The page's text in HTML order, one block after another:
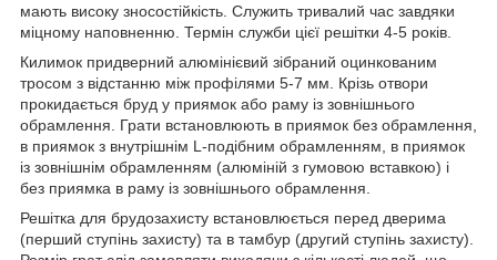
мають високу зносостійкість. Служить тривалий час завдяки
міцному наповненню. Термін служби цієї решітки 4-5 років.
Килимок придверний алюмінієвий зібраний оцинкованим
тросом з відстанню між профілями 5-7 мм. Крізь отвори
прокидається бруд у приямок або раму із зовнішнього
обрамлення. Грати встановлюють в приямок без обрамлення,
в приямок з внутрішнім L-подібним обрамленням, в приямок
із зовнішнім обрамленням (алюміній з гумовою вставкою) і
без приямка в раму із зовнішнього обрамлення.
Решітка для брудозахисту встановлюється перед дверима
(перший ступінь захисту) та в тамбур (другий ступінь захисту).